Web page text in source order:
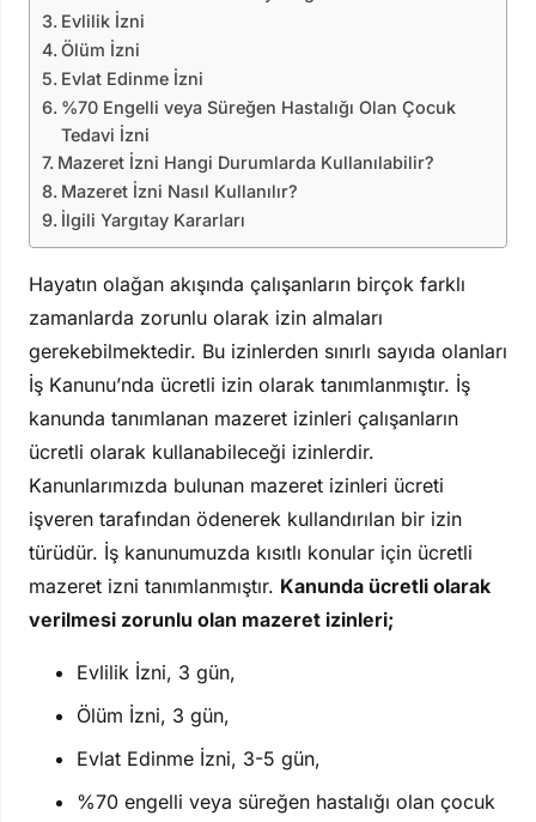
Evlilik İzni
Ölüm İzni
Evlat Edinme İzni
%70 Engelli veya Süreğen Hastalığı Olan Çocuk
Tedavi İzni
Mazeret İzni Hangi Durumlarda Kullanılabilir?
Mazeret İzni Nasıl Kullanılır?
İlgili Yargıtay Kararları
Hayatın olağan akışında çalışanların birçok farklı
zamanlarda zorunlu olarak izin almaları
gerekebilmektedir. Bu izinlerden sınırlı sayıda olanları
İş Kanunu’nda ücretli izin olarak tanımlanmıştır. İş
kanunda tanımlanan mazeret izinleri çalışanların
ücretli olarak kullanabileceği izinlerdir.
Kanunlarımızda bulunan mazeret izinleri ücreti
işveren tarafından ödenerek kullandırılan bir izin
türüdür. İş kanunumuzda kısıtlı konular için ücretli
mazeret izni tanımlanmıştır. Kanunda ücretli olarak
verilmesi zorunlu olan mazeret izinleri;
Evlilik İzni, 3 gün,
Ölüm İzni, 3 gün,
Evlat Edinme İzni, 3-5 gün,
%70 engelli veya süreğen hastalığı olan çocuk